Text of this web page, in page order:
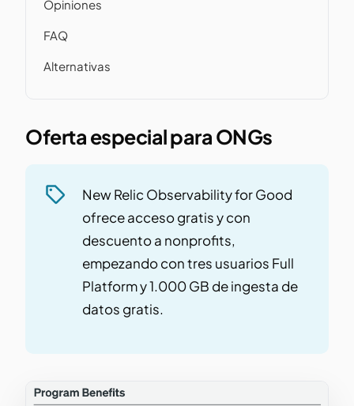
Oferta especial para ONGs
New Relic Observability for Good
ofrece acceso gratis y con
descuento a nonprofits,
empezando con tres usuarios Full
Platform y 1.000 GB de ingesta de
datos gratis.
Opiniones
FAQ
Alternativas